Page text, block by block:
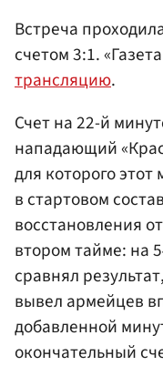
Встреча
счетом 3:1.
трансляцию.
Счет на 22-й
нападающий
для которого
в стартовом
восстановления
втором тайме: на
сравнял
вывел армейцев
добавленной
окончательный